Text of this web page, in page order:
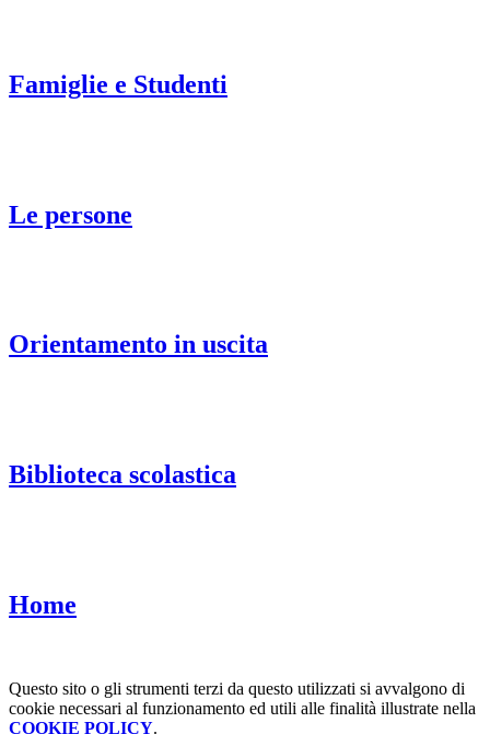
Famiglie e Studenti
Le persone
Orientamento in uscita
Biblioteca scolastica
Home
Questo sito o gli strumenti terzi da questo utilizzati si avvalgono di
cookie necessari al funzionamento ed utili alle finalità illustrate nella
COOKIE POLICY.